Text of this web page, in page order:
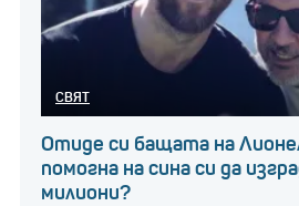
СВЯТ
Отиде си бащата на
помогна на сина си да
милиони?